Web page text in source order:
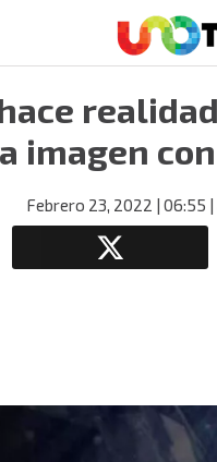
imagen
Febrero 23, 2022 | 06:55